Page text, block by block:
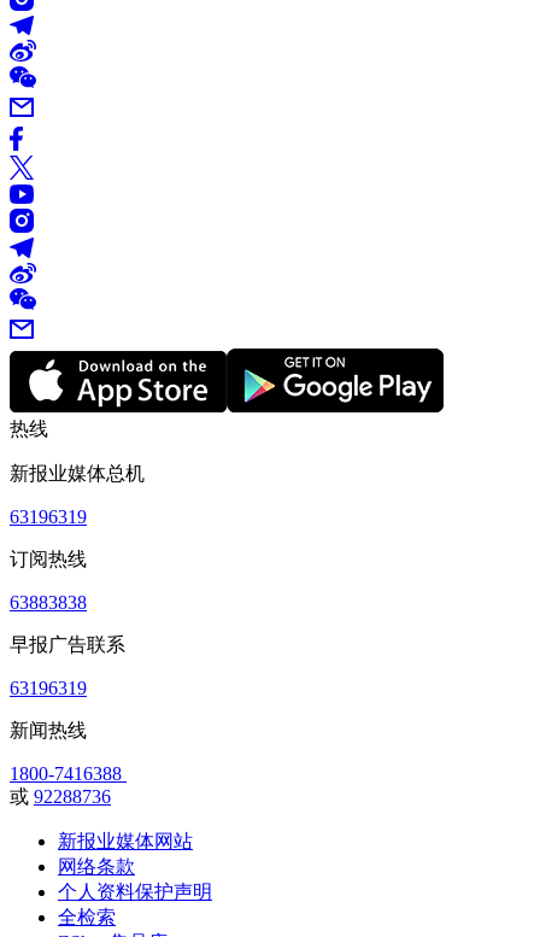
热线
新报业媒体总机
63196319
订阅热线
63883838
早报广告联系
63196319
新闻热线
1800-7416388
或 92288736
新报业媒体网站
网络条款
个人资料保护声明
全检索